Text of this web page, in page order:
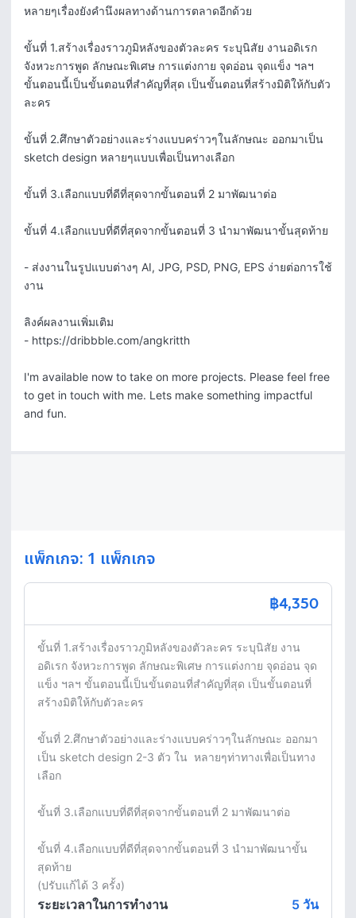
หลายๆเรื่องยังคำนึงผลทางด้านการตลาดอีกด้วย
ขั้นที่ 1.สร้างเรื่องราวภูมิหลังของตัวละคร ระบุนิสัย งานอดิเรก
จังหวะการพูด ลักษณะพิเศษ การแต่งกาย จุดอ่อน จุดแข็ง ฯลฯ
ขั้นตอนนี้เป็นขั้นตอนที่สำคัญที่สุด เป็นขั้นตอนที่สร้างมิติให้กับตัว
ละคร
ขั้นที่ 2.ศึกษาตัวอย่างและร่างแบบคร่าวๆในลักษณะ ออกมาเป็น
sketch design หลายๆแบบเพื่อเป็นทางเลือก
ขั้นที่ 3.เลือกแบบที่ดีที่สุดจากขั้นตอนที่ 2 มาพัฒนาต่อ
ขั้นที่ 4.เลือกแบบที่ดีที่สุดจากขั้นตอนที่ 3 นำมาพัฒนาขั้นสุดท้าย
- ส่งงานในรูปแบบต่างๆ AI, JPG, PSD, PNG, EPS ง่ายต่อการใช้
งาน
ลิงค์ผลงานเพิ่มเติม
- https://dribbble.com/angkritth
I'm available now to take on more projects. Please feel free
to get in touch with me. Lets make something impactful
and fun.
แพ็กเกจ: 1 แพ็กเกจ
฿4,350
ขั้นที่ 1.สร้างเรื่องราวภูมิหลังของตัวละคร ระบุนิสัย งาน
อดิเรก จังหวะการพูด ลักษณะพิเศษ การแต่งกาย จุดอ่อน จุด
แข็ง ฯลฯ ขั้นตอนนี้เป็นขั้นตอนที่สำคัญที่สุด เป็นขั้นตอนที่
สร้างมิติให้กับตัวละคร
ขั้นที่ 2.ศึกษาตัวอย่างและร่างแบบคร่าวๆในลักษณะ ออกมา
เป็น sketch design 2-3 ตัว ใน  หลายๆท่าทางเพื่อเป็นทาง
เลือก
ขั้นที่ 3.เลือกแบบที่ดีที่สุดจากขั้นตอนที่ 2 มาพัฒนาต่อ
ขั้นที่ 4.เลือกแบบที่ดีที่สุดจากขั้นตอนที่ 3 นำมาพัฒนาขั้น
สุดท้าย
(ปรับแก้ได้ 3 ครั้ง)
ระยะเวลาในการทำงาน 5 วัน